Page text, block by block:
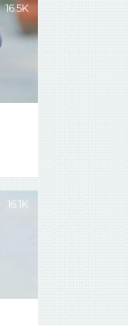
16.5K
16.1K